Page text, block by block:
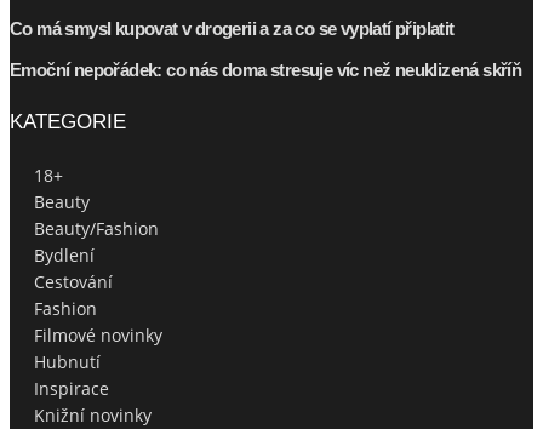
Co má smysl kupovat v drogerii a za co se vyplatí připlatit
Emoční nepořádek: co nás doma stresuje víc než neuklizená skříň
KATEGORIE
18+
Beauty
Beauty/Fashion
Bydlení
Cestování
Fashion
Filmové novinky
Hubnutí
Inspirace
Knižní novinky